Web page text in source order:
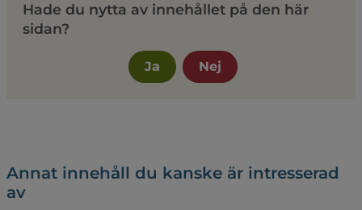
Hade du nytta av innehållet på den här
sidan?
Ja Nej
Annat innehåll du kanske är intresserad
av